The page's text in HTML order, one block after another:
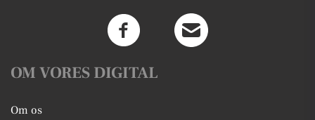
OM VORES DIGITAL
Om os